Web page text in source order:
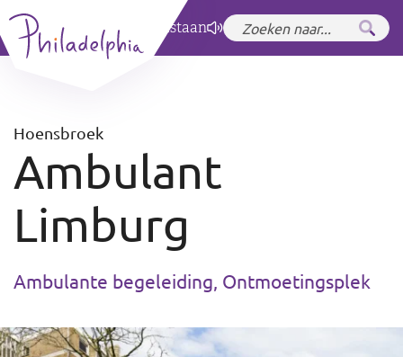
Zet hoog contrastaan
Hoensbroek
Ambulant
Limburg
Ambulante begeleiding, Ontmoetingsplek